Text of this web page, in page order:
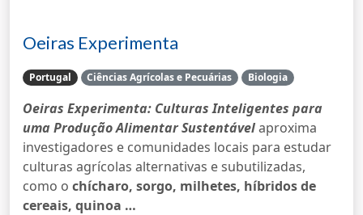
Oeiras Experimenta
Portugal Ciências Agrícolas e Pecuárias Biologia
Oeiras Experimenta: Culturas Inteligentes para
uma Produção Alimentar Sustentávelaproxima
investigadores e comunidades locais para estudar
culturas agrícolas alternativas e subutilizadas,
como o chícharo, sorgo, milhetes, híbridos de
cereais, quinoa …